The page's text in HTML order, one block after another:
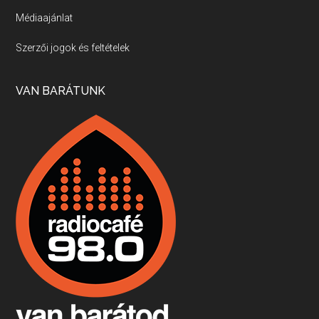
Villány, kékfrankos, Jackfall
Apr 17, 2026 • 00:35:38
Boston, teadélután, bab és homár
Apr 9, 2026 • 00:37:17
Fermentáljunk, a testünk meghálálja!
Apr 3, 2026 • 00:36:07
Médiaajánlat
Szerzői jogok és feltételek
VAN BARÁTUNK